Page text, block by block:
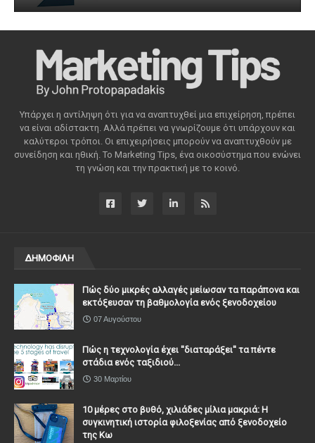
Υπάρχει η αντίληψη ότι για να αναπτυχθεί μια επιχείρηση, πρέπει
να είναι αδίστακτη. Αλλά πρέπει να γνωρίζουμε ότι υπάρχουν και
καλύτεροι τρόποι. Οι επιχειρήσεις μπορούν να αναπτυχθούν με
συνείδηση ​​και ηθική. Το Marketing Tips, ένα οικοσύστημα που ενώνει
τη γνώση και την πρακτική με το κοινό.
ΔΗΜΟΦΙΛΗ
Πώς δύο μικρές αλλαγές μείωσαν τα παράπονα και
εκτόξευσαν τη βαθμολογία ενός ξενοδοχείου
07 Αυγούστου
Πώς η τεχνολογία έχει ''διαταράξει'' τα πέντε
στάδια ενός ταξιδιού...
30 Μαρτίου
10 μέρες στο βυθό, χιλιάδες μίλια μακριά: Η
συγκινητική ιστορία φιλοξενίας από ξενοδοχείο
της Κω